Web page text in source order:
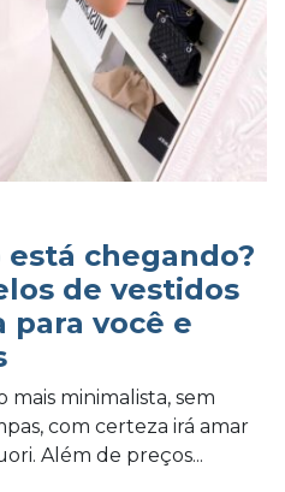
chegando?
de vestidos
para você e
minimalista, sem
com certeza irá amar
Além de preços...